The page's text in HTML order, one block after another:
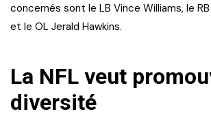
concernés sont le LB Vince Williams, le
et le OL Jerald Hawkins.
La NFL veut
diversité